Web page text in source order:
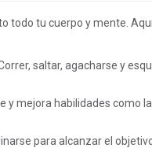
todo tu cuerpo y mente.
saltar, agacharse y
y mejora habilidades como
para alcanzar el